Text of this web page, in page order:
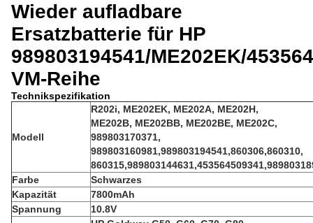
Wieder aufladbare
Ersatzbatterie für HP
989803194541/ME202EK/
VM-Reihe
Technikspezifikation
Modell
R202i, ME202EK, ME202A, ME202H,
ME202B, ME202BB, ME202BE, ME202C,
989803170371,
989803160981,989803194541,860306,860310,
Farbe
Schwarzes
Kapazität
7800mAh
Spannung
10.8V